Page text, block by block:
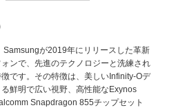
Samsungが2019年にリリースした革新
ンで、先進のテクノロジーと洗練され
です。その特徴は、美しいInfinity-Oデ
鮮明で広い視野、高性能なExynos
Snapdragon 855チップセット